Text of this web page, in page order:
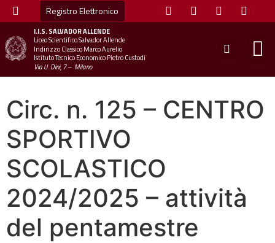
Registro Elettronico
I.I.S.SALVADOR ALLENDE
Liceo Scientifico Salvador Allende
Indirizzo Classico Marco Aurelio
Istituto Tecnico Economico Pietro Custodi
Via U. Dini, 7 – Milano
Circ. n. 125 – CENTRO
SPORTIVO
SCOLASTICO
2024/2025 – attività
del pentamestre